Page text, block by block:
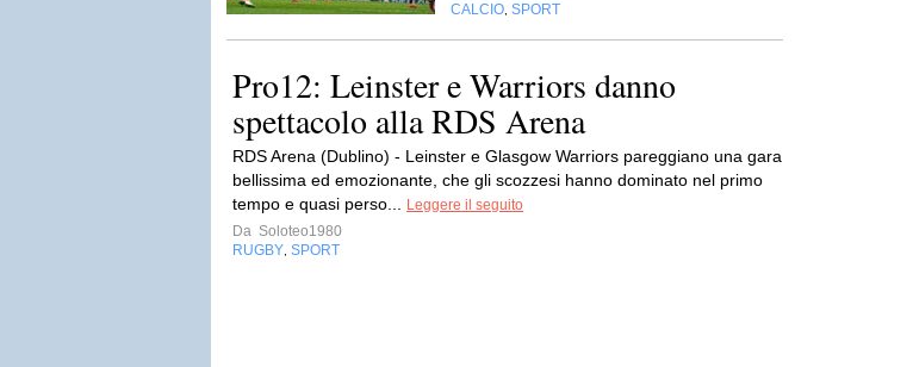
CALCIO SPORT
Pro12: Leinster e Warriors danno
spettacolo alla RDS Arena
RDS Arena (Dublino) - Leinster e Glasgow Warriors pareggiano una gara
bellissima ed emozionante, che gli scozzesi hanno dominato nel primo
tempo e quasi perso...
Leggere il seguito
Da Soloteo1980
RUGBY SPORT